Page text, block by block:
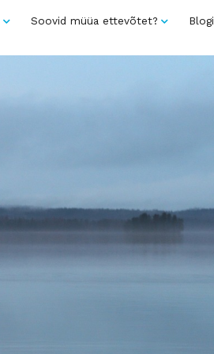
Soovid müüa ettevõtet? Blogi